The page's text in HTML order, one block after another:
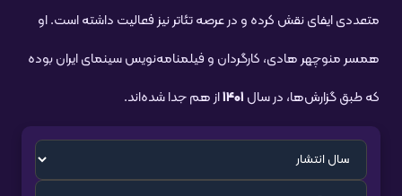
متعددی ایفای نقش کرده و در عرصه تئاتر نیز فعالیت داشته است. او
همسر منوچهر هادی، کارگردان و فیلمنامه‌نویس سینمای ایران بوده
که طبق گزارش‌ها، در سال ۱۴۰۱از هم جدا شده‌اند.